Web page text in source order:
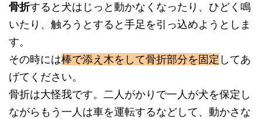
骨折すると犬はじっと動かなくなったり、ひどく鳴
いたり、触ろうとすると手足を引っ込めようとしま
す。
その時には棒で添え木をして骨折部分を固定 してあ
げてください。
骨折は大怪我です。二人がかりで一人が犬を保定し
ながらもう一人は車を運転するなどして、動かさな